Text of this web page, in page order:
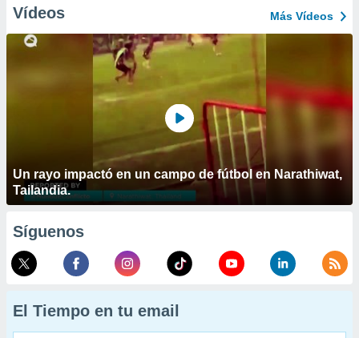
Vídeos Más Vídeos
Un rayo impactó en un campo de fútbol en Narathiwat,
Tailandia.
Síguenos
El Tiempo en tu email